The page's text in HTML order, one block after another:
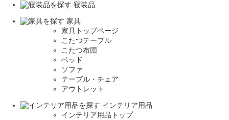
寝装品
家具
家具トップページ
こたつテーブル
こたつ布団
ベッド
ソファ
テーブル・チェア
アウトレット
インテリア用品
インテリア用品トップ